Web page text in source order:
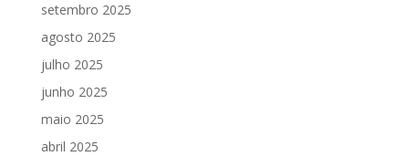
setembro 2025
agosto 2025
julho 2025
junho 2025
maio 2025
abril 2025